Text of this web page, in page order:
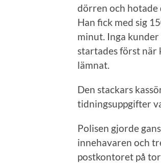
dörren och hotade
Han fick med sig
minut. Inga
startades först när
lämnat.
Den stackars
tidningsuppgifter
Polisen gjorde
innehavaren och
postkontoret på